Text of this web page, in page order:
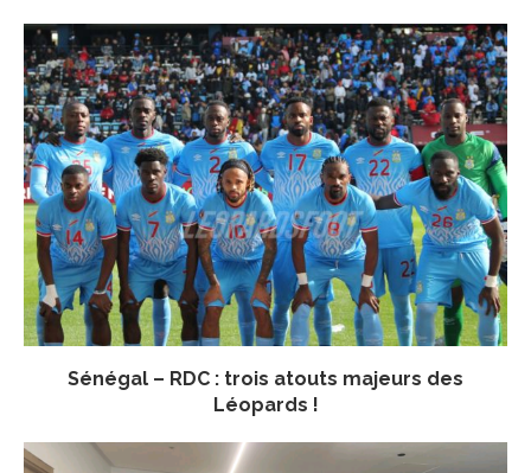
Sénégal – RDC : trois atouts majeurs des
Léopards !